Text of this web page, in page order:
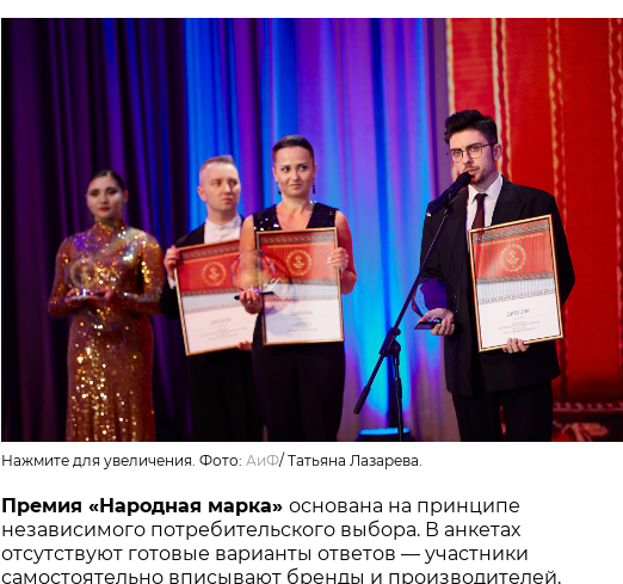
Нажмите для увеличения. Фото: АиФ/ Татьяна Лазарева.
Премия «Народная марка» основана на принципе
независимого потребительского выбора. В анкетах
отсутствуют готовые варианты ответов — участники
самостоятельно вписывают бренды и производителей,